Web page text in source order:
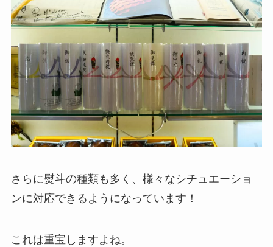
さらに熨斗の種類も多く、様々なシチュエーショ
ンに対応できるようになっています！
これは重宝しますよね。